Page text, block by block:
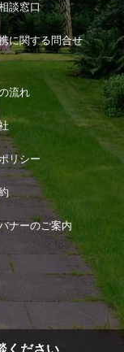
ください
談窓口
に関する問合せ
流れ
リシー
ナーのご案内